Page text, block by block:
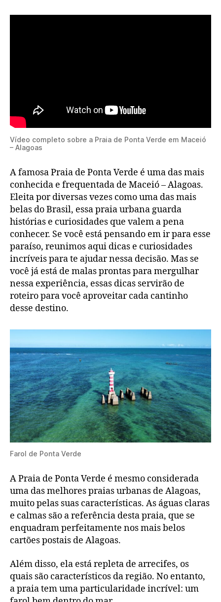
Vídeo completo sobre a Praia de Ponta Verde em Maceió
– Alagoas
A famosa Praia de Ponta Verde é uma das mais
conhecida e frequentada de Maceió – Alagoas.
Eleita por diversas vezes como uma das mais
belas do Brasil, essa praia urbana guarda
histórias e curiosidades que valem a pena
conhecer. Se você está pensando em ir para esse
paraíso, reunimos aqui dicas e curiosidades
incríveis para te ajudar nessa decisão. Mas se
você já está de malas prontas para mergulhar
nessa experiência, essas dicas servirão de
roteiro para você aproveitar cada cantinho
desse destino.
Farol de Ponta Verde
A Praia de Ponta Verde é mesmo considerada
uma das melhores praias urbanas de Alagoas,
muito pelas suas características. As águas claras
e calmas são a referência desta praia, que se
enquadram perfeitamente nos mais belos
cartões postais de Alagoas.
Além disso, ela está repleta de arrecifes, os
quais são característicos da região. No entanto,
a praia tem uma particularidade incrível: um